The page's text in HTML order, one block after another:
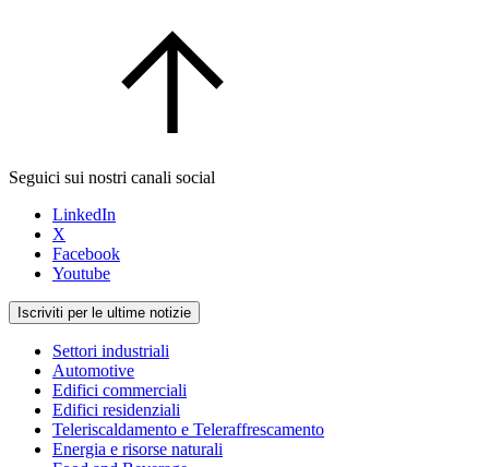
Seguici sui nostri canali social
LinkedIn
X
Facebook
Youtube
Iscriviti per le ultime notizie
Settori industriali
Automotive
Edifici commerciali
Edifici residenziali
Teleriscaldamento e Teleraffrescamento
Energia e risorse naturali